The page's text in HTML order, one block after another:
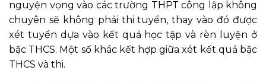
nguyện vọng vào các trường THPT công lập không
chuyên sẽ không phải thi tuyển, thay vào đó được
xét tuyển dựa vào kết quả học tập và rèn luyện ở
bậc THCS. Một số khác kết hợp giữa xét kết quả bậc
THCS và thi.